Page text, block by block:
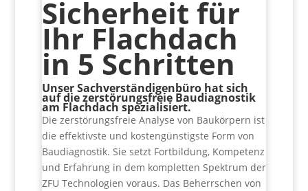
Sicherheit für
Ihr Flachdach
in 5 Schritten
Unser Sachverständigenbüro hat sich
auf die zerstörungsfreie Baudiagnostik
am Flachdach spezialisiert.
Die zerstörungsfreie Analyse von Baukörpern ist
die effektivste und kostengünstigste Form von
Baudiagnostik. Sie setzt Fortbildung, Kompetenz
und Erfahrung in dem kompletten Spektrum der
ZFU Technologien voraus. Das Beherrschen von